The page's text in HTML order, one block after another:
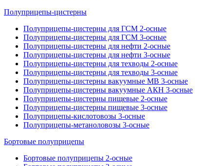
Полуприцепы-цистерны
Полуприцепы-цистерны для ГСМ 2-осные
Полуприцепы-цистерны для ГСМ 3-осные
Полуприцепы-цистерны для нефти 2-осные
Полуприцепы-цистерны для нефти 3-осные
Полуприцепы-цистерны для техводы 2-осные
Полуприцепы-цистерны для техводы 3-осные
Полуприцепы-цистерны вакуумные МВ 3-осные
Полуприцепы-цистерны вакуумные АКН 3-осные
Полуприцепы-цистерны пищевые 2-осные
Полуприцепы-цистерны пищевые 3-осные
Полуприцепы-кислотовозы 3-осные
Полуприцепы-метаноловозы 3-осные
Бортовые полуприцепы
Бортовые полуприцепы 2-осные